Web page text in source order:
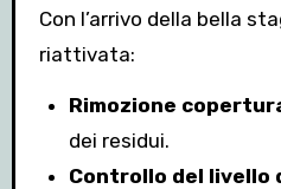
Con l’arrivo della bella
riattivata:
Rimozione
dei residui.
Controllo del livello